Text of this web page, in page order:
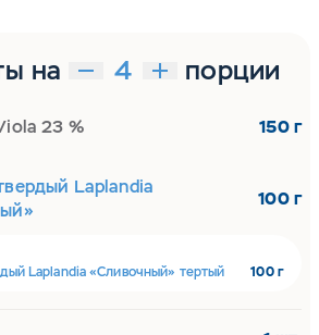
на порции
23 % 150 г
Laplandia
100 г
Laplandia «Сливочный» тертый
100 г